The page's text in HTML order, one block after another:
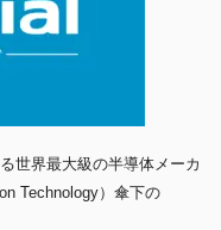
世界最大級の半導体メーカ
Technology）傘下の